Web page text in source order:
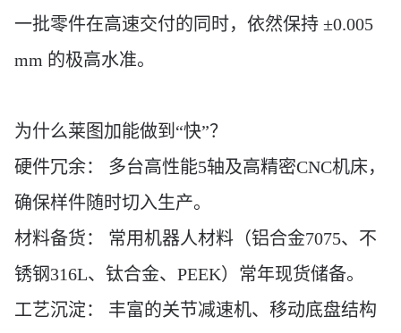
一批零件在高速交付的同时，依然保持 ±0.005
mm 的极高水准。
为什么莱图加能做到“快”？
硬件冗余：
多台高性能5轴及高精密CNC机床，
确保样件随时切入生产。
材料备货：
常用机器人材料（铝合金7075、不
锈钢316L、钛合金、PEEK）常年现货储备。
工艺沉淀：
丰富的关节减速机、移动底盘结构